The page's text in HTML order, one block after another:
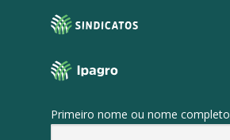
Primeiro nome ou nome completo